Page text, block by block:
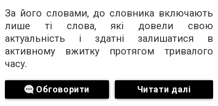
За його словами, до словника включають
лише ті слова, які довели свою
актуальність і здатні залишатися в
активному вжитку протягом тривалого
часу.
Обговорити Читати далі